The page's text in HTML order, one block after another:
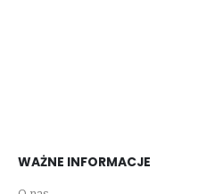
WAŻNE INFORMACJE